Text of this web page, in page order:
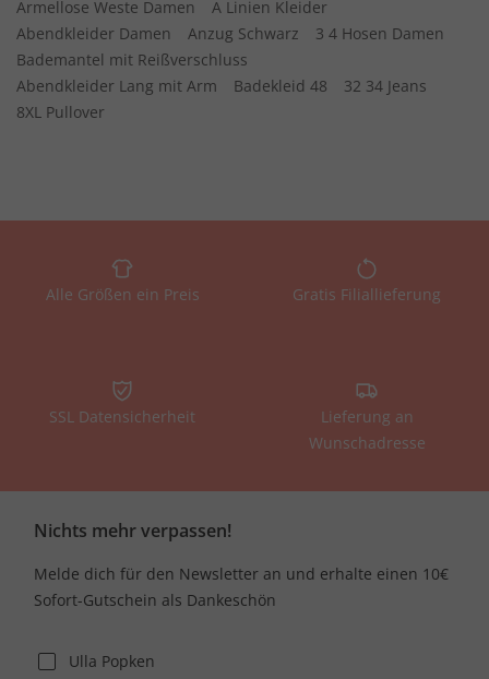
Ärmellose Weste Damen
A Linien Kleider
Abendkleider Damen
Anzug Schwarz
3 4 Hosen Damen
Bademantel mit Reißverschluss
Abendkleider Lang mit Arm
Badekleid 48
32 34 Jeans
8XL Pullover
Alle Größen ein Preis Gratis Filiallieferung
SSL Datensicherheit
Lieferung an
Wunschadresse
Nichts mehr verpassen!
Melde dich für den Newsletter an und erhalte einen 10€
Sofort-Gutschein als Dankeschön
Ulla Popken